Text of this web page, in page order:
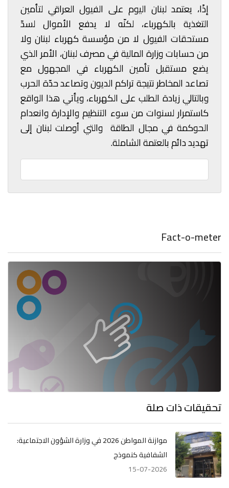
إذًا، يعتمد لبنان اليوم على الفيول العراقي لتأمين
التغذية بالكهرباء، لكنّه لا يدفع الأموال لسدّ
مستحقات الفيول لا من مؤسسة كهرباء لبنان ولا
من حسابات وزارة المالية في مصرف لبنان، الأمر الذي
يضع مستقبل تأمين الكهرباء في المجهول مع
تصاعد المخاطر نتيجة تراكم الديون وتصاعد حدّة الحرب
وبالتالي زيادة الطلب على الكهرباء، ويأتي هذا الواقع
كاستمرار لسنوات من سوء التنظيم والإدارة وانعدام
الحوكمة في مجال الطاقة والتي أوصلت لبنان إلى
تهديد دائم بالعتمة الشاملة.
Fact-o-meter
تحقيقات ذات صلة
موازنة المواطن 2026 في وزارة الشؤون الاجتماعية:
الشفافية كنموذج
15-07-2026